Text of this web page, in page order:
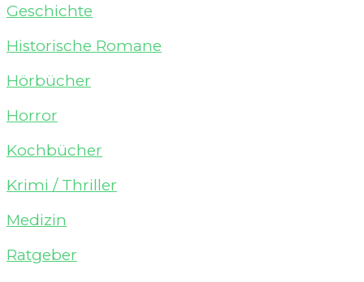
Geschichte
Historische Romane
Hörbücher
Horror
Kochbücher
Krimi / Thriller
Medizin
Ratgeber